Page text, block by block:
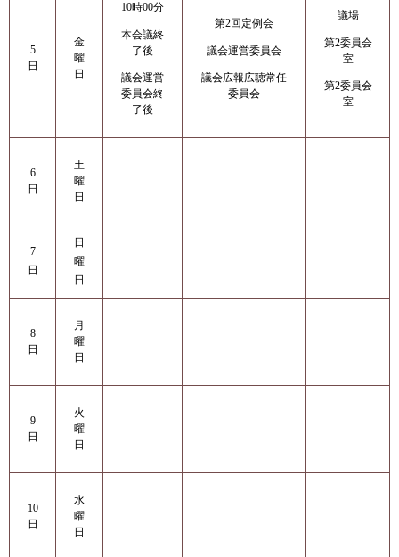
5
日
金
曜
日
10時00分
本会議終
了後
議会運営
委員会終
了後
第2回定例会
議会運営委員会
議会広報広聴常任
委員会
議場
第2委員会
室
第2委員会
室
6
日
土
曜
日
7
日
日
曜
日
8
日
月
曜
日
9
日
火
曜
日
10
日
水
曜
日